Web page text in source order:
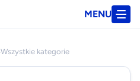
MENU
Wszystkie kategorie